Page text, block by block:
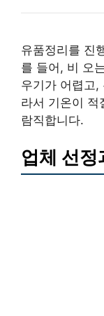
유품정리를 진
를 들어, 비 오
우기가 어렵고,
라서 기온이 적
람직합니다.
업체 선정